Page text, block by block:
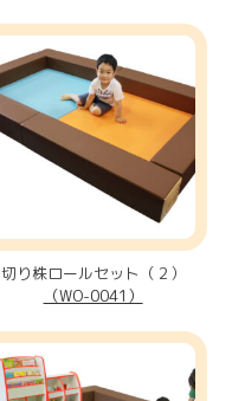
切り株ロールセット（２）
（WO-0041）